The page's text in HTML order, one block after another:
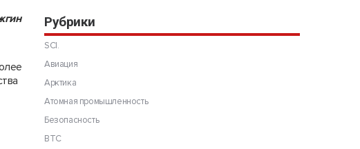
Рубрики
SCI.
Авиация
Арктика
Атомная промышленность
Безопасность
ВТС